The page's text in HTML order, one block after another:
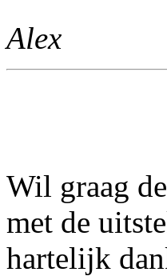
Alex
Wil graag
met de
hartelijk